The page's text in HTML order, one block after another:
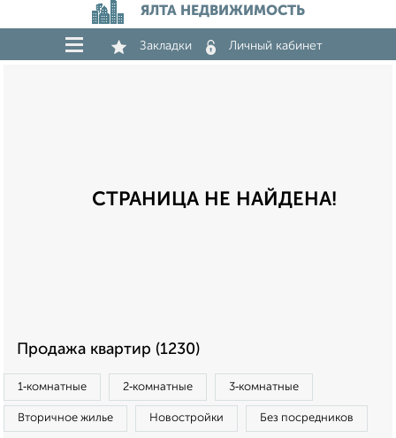
ЯЛТА НЕДВИЖИМОСТЬ
Закладки Личный кабинет
СТРАНИЦА НЕ НАЙДЕНА!
Продажа квартир (1230)
1‑комнатные 2‑комнатные 3‑комнатные
Вторичное жилье Новостройки Без посредников